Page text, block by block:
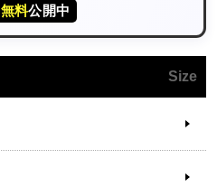
無料公開中
Size